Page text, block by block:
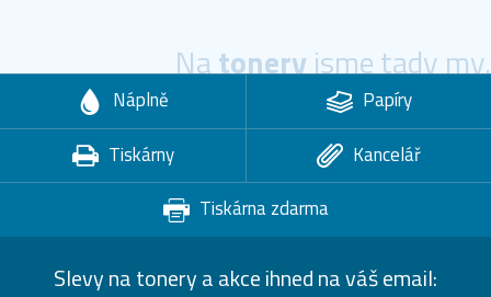
Natoneryjsme tady my.
Náplně
Papíry
Tiskárny
Kancelář
Tiskárna zdarma
Slevy na tonery a akce ihned na váš email: